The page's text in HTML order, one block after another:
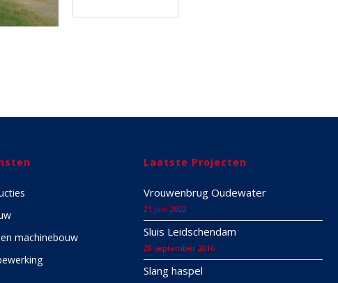
machinebouw
Laatste Projecten
Vrouwenbrug Oudewater
21 juni 2022
Sluis Leidschendam
28 september 2016
Slang haspel